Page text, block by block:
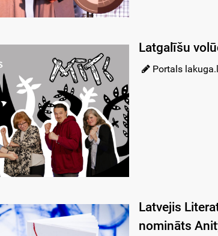
Latgalīšu
Portals
Latvejis
nomināts